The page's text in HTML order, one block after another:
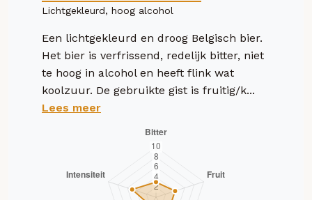
Lichtgekleurd, hoog alcohol
Een lichtgekleurd en droog Belgisch bier.
Het bier is verfrissend, redelijk bitter, niet
te hoog in alcohol en heeft flink wat
koolzuur. De gebruikte gist is fruitig/k...
Lees meer